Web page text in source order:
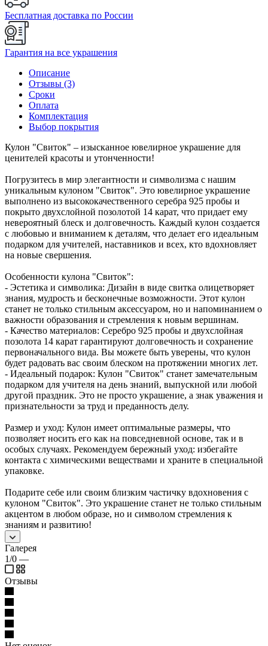
Бесплатная доставка по России
Гарантия на все украшения
Описание
Отзывы (3)
Сроки
Оплата
Комплектация
Выбор покрытия
Кулон "Свиток" – изысканное ювелирное украшение для
ценителей красоты и утонченности!
Погрузитесь в мир элегантности и символизма с нашим
уникальным кулоном "Свиток". Это ювелирное украшение
выполнено из высококачественного серебра 925 пробы и
покрыто двухслойной позолотой 14 карат, что придает ему
невероятный блеск и долговечность. Каждый кулон создается
с любовью и вниманием к деталям, что делает его идеальным
подарком для учителей, наставников и всех, кто вдохновляет
на новые свершения.
Особенности кулона "Свиток":
- Эстетика и символика: Дизайн в виде свитка олицетворяет
знания, мудрость и бесконечные возможности. Этот кулон
станет не только стильным аксессуаром, но и напоминанием о
важности образования и стремления к новым вершинам.
- Качество материалов: Серебро 925 пробы и двухслойная
позолота 14 карат гарантируют долговечность и сохранение
первоначального вида. Вы можете быть уверены, что кулон
будет радовать вас своим блеском на протяжении многих лет.
- Идеальный подарок: Кулон "Свиток" станет замечательным
подарком для учителя на день знаний, выпускной или любой
другой праздник. Это не просто украшение, а знак уважения и
признательности за труд и преданность делу.
Размер и уход: Кулон имеет оптимальные размеры, что
позволяет носить его как на повседневной основе, так и в
особых случаях. Рекомендуем бережный уход: избегайте
контакта с химическими веществами и храните в специальной
упаковке.
Подарите себе или своим близким частичку вдохновения с
кулоном "Свиток". Это украшение станет не только стильным
акцентом в любом образе, но и символом стремления к
знаниям и развитию!
Галерея
1/0 —
Отзывы